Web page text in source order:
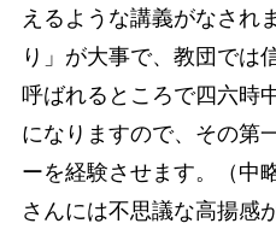
えるような講義がなされ
り」が大事で、教団では
呼ばれるところで四六時
になりますので、その第
ーを経験させます。（中
さんには不思議な高揚感